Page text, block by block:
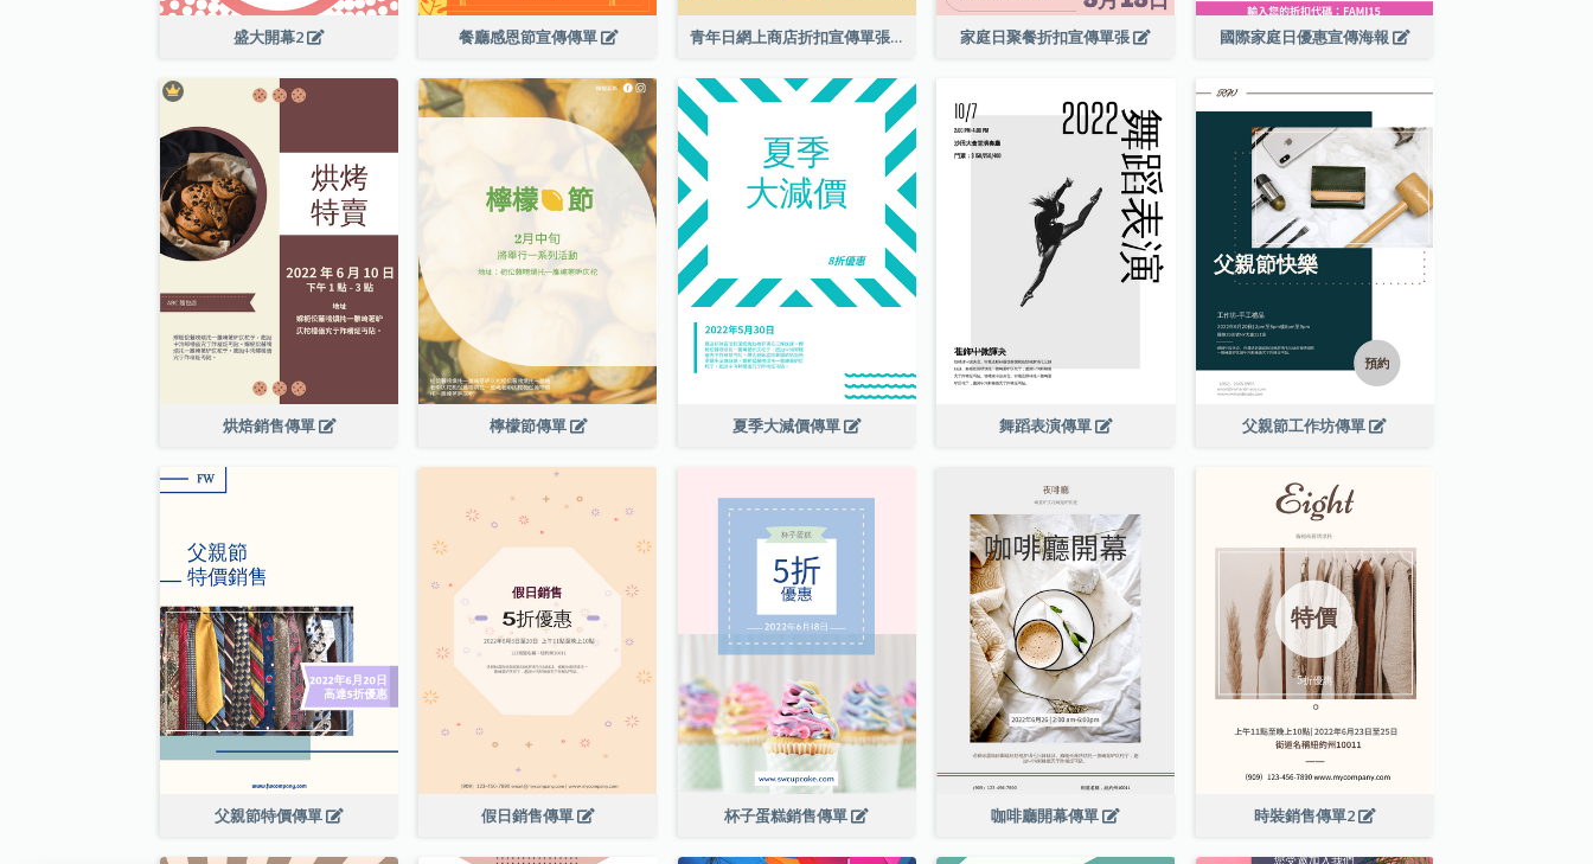
盛大開幕2 餐廳感恩節宣傳傳單 青年日網上商店折扣宣傳單張 家庭日聚餐折扣宣傳單張 國際家庭日優惠宣傳海報
烘焙銷售傳單 檸檬節傳單 夏季大減價傳單 舞蹈表演傳單 父親節工作坊傳單
父親節特價傳單 假日銷售傳單 杯子蛋糕銷售傳單 咖啡廳開幕傳單 時裝銷售傳單2